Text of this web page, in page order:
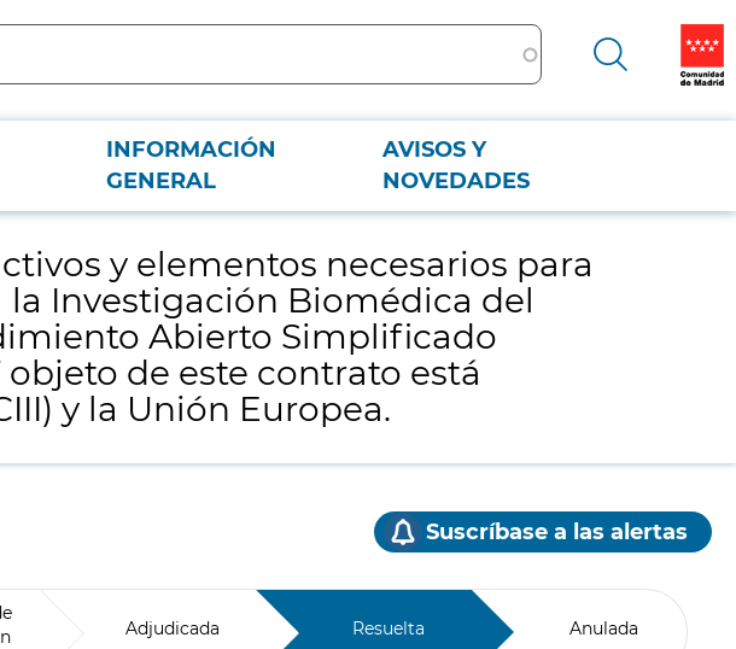
INFORMACIÓN
GENERAL
AVISOS Y
NOVEDADES
Fundación para la Investigación Biomédica del Hospital Universitario La Paz, a adjudicar
el Instituto De Salud Carlos III (ISCIII) y la Unión Europea.
y elementos necesarios para
Investigación Biomédica del
Abierto Simplificado
de este contrato está
y la Unión Europea.
Suscríbase a las alertas
Adjudicada Resuelta Anulada